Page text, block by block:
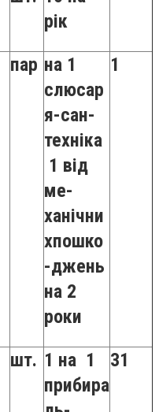
рік
пар на 1
слюсар
я-сан-
техніка
1 від
ме-
ханічни
хпошко
-джень
на 2
роки
1
шт. 1 на 1
прибира
31